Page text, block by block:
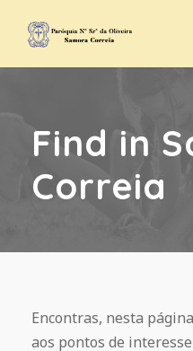
Find in
Correia
Encontras, nesta
aos pontos de